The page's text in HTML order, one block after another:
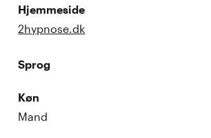
Hjemmeside
2hypnose.dk
Sprog
Køn
Mand